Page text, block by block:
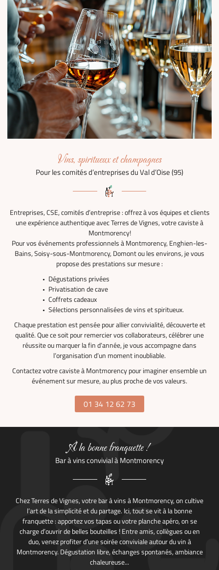
Vins, spiritueux et champagnes
Pour les comités d’entreprises du Val d’Oise (95)
Entreprises, CSE, comités d’entreprise : offrez à vos équipes et clients
une expérience authentique avec Terres de Vignes, votre caviste à
Montmorency!
Pour vos événements professionnels à Montmorency, Enghien-les-
Bains, Soisy-sous-Montmorency, Domont ou les environs, je vous
propose des prestations sur mesure :
Dégustations privées
Privatisation de cave
Coffrets cadeaux
Sélections personnalisées de vins et spiritueux.
Chaque prestation est pensée pour allier convivialité, découverte et
qualité. Que ce soit pour remercier vos collaborateurs, célébrer une
réussite ou marquer la fin d’année, je vous accompagne dans
l’organisation d’un moment inoubliable.
Contactez votre caviste à Montmorency pour imaginer ensemble un
événement sur mesure, au plus proche de vos valeurs.
01 34 12 62 73
À la bonne franquette !
Bar à vins convivial à Montmorency
Chez Terres de Vignes, votre bar à vins à Montmorency, on cultive
l’art de la simplicité et du partage. Ici, tout se vit à la bonne
franquette : apportez vos tapas ou votre planche apéro, on se
charge d’ouvrir de belles bouteilles ! Entre amis, collègues ou en
duo, venez profiter d’une soirée conviviale autour du vin à
Montmorency. Dégustation libre, échanges spontanés, ambiance
chaleureuse...